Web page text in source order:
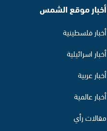
أخبار موقع الشمس
أخبار فلسطينية
أخبار اسرائيلية
أخبار عربية
أخبار عالمية
مقالات رأي